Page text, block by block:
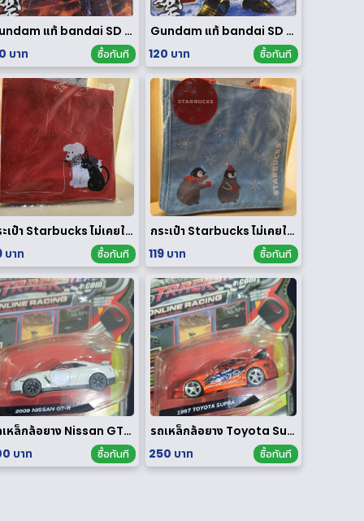
Gundam แท้ bandai SD ของใหม่
บาท
ซื้อทันที
Gundam แท้ bandai SD ของใหม่
120 บาท
ซื้อทันที
กระเป๋า Starbucks ไม่เคยใช้งาน
บาท
ซื้อทันที
กระเป๋า Starbucks ไม่เคยใช้งาน
119 บาท
ซื้อทันที
รถเหล็กล้อยาง Nissan GT-R 1/64
บาท
ซื้อทันที
รถเหล็กล้อยาง Toyota Supra 1/64
250 บาท
ซื้อทันที